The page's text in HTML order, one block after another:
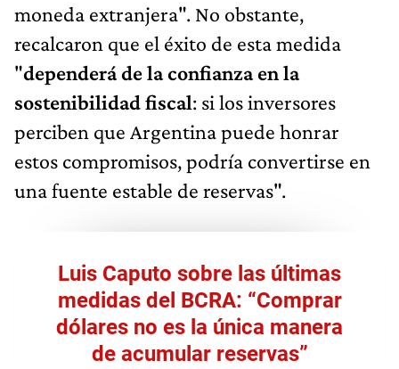
moneda extranjera". No obstante,
recalcaron que el éxito de esta medida
"dependerá de la confianza en la
sostenibilidad fiscal: si los inversores
perciben que Argentina puede honrar
estos compromisos, podría convertirse en
una fuente estable de reservas".
Luis Caputo sobre las últimas
medidas del BCRA: “Comprar
dólares no es la única manera
de acumular reservas”